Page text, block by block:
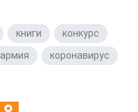
книги конкурс
армия коронавирус